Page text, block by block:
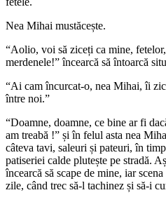
Nea Mihai mustăcește.
“Aolio, voi să ziceți ca mine,
merdenele!” încearcă să întoarcă
“Ai cam încurcat-o, nea Mihai, îi
între noi.”
“Doamne, doamne, ce bine ar fi
am treabă !” și în felul asta nea
câteva tavi, saleuri și pateuri, în
patiseriei calde plutește pe stradă.
încearcă să scape de mine, iar
zile, când trec să-l tachinez și să-i